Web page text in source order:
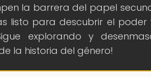
la barrera del papel
listo para descubrir el
explorando y
la historia del género!